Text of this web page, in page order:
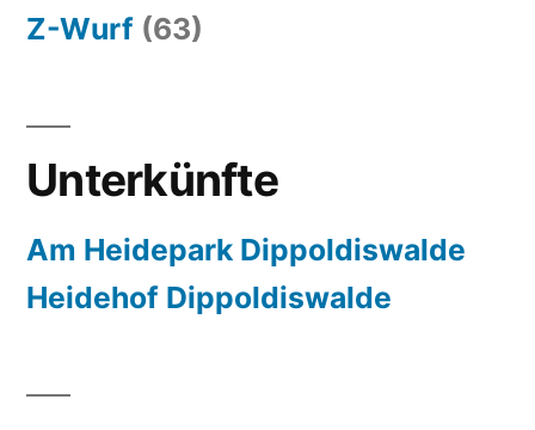
Z-Wurf (63)
Unterkünfte
Am Heidepark Dippoldiswalde
Heidehof Dippoldiswalde